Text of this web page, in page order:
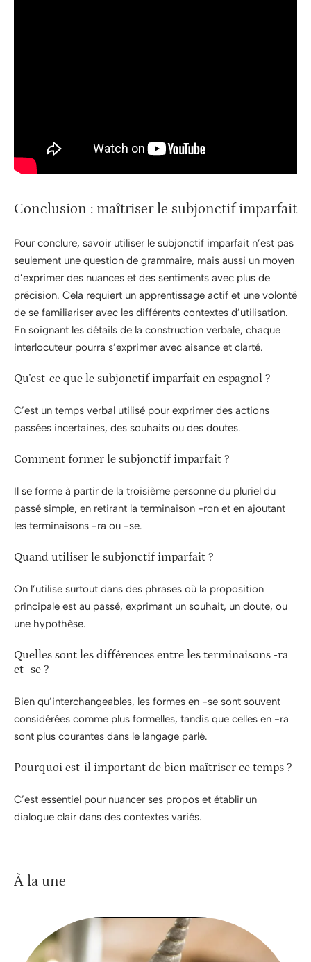
Conclusion : maîtriser le subjonctif imparfait
Pour conclure, savoir utiliser le subjonctif imparfait n’est pas
seulement une question de grammaire, mais aussi un moyen
d’exprimer des nuances et des sentiments avec plus de
précision. Cela requiert un apprentissage actif et une volonté
de se familiariser avec les différents contextes d’utilisation.
En soignant les détails de la construction verbale, chaque
interlocuteur pourra s’exprimer avec aisance et clarté.
Qu’est-ce que le subjonctif imparfait en espagnol ?
C’est un temps verbal utilisé pour exprimer des actions
passées incertaines, des souhaits ou des doutes.
Comment former le subjonctif imparfait ?
Il se forme à partir de la troisième personne du pluriel du
passé simple, en retirant la terminaison -ron et en ajoutant
les terminaisons -ra ou -se.
Quand utiliser le subjonctif imparfait ?
On l’utilise surtout dans des phrases où la proposition
principale est au passé, exprimant un souhait, un doute, ou
une hypothèse.
Quelles sont les différences entre les terminaisons -ra
et -se ?
Bien qu’interchangeables, les formes en -se sont souvent
considérées comme plus formelles, tandis que celles en -ra
sont plus courantes dans le langage parlé.
Pourquoi est-il important de bien maîtriser ce temps ?
C’est essentiel pour nuancer ses propos et établir un
dialogue clair dans des contextes variés.
À la une